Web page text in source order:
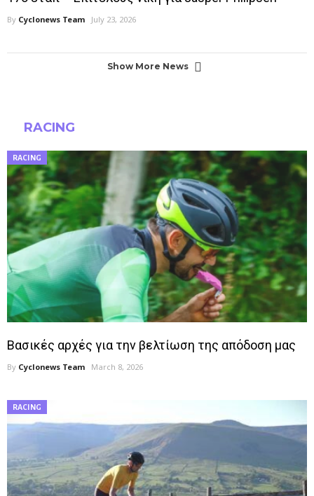
By Cyclonews Team July 23, 2026
Show More News
RACING
RACING
Βασικές αρχές για την βελτίωση της απόδοση μας
By Cyclonews Team March 8, 2026
RACING